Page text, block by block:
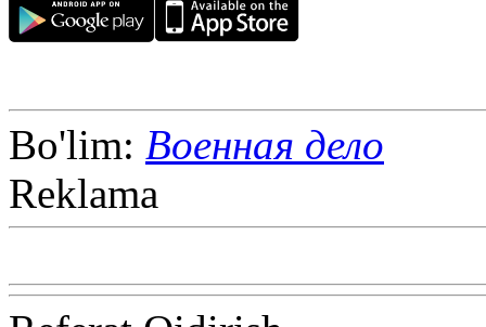
Bo'lim: Военная дело
Reklama